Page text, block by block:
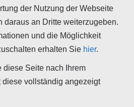
der Nutzung der Webseite
daraus an Dritte weiterzugeben.
und die Möglichkeit
erhalten Sie hier.
diese Seite nach Ihrem
diese vollständig angezeigt